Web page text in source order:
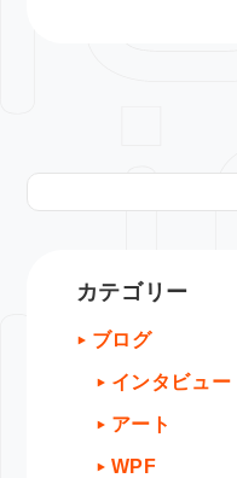
カテゴリー
ブログ
インタビュー
アート
WPF